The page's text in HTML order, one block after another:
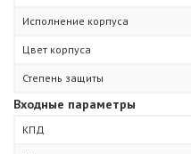
Исполнение корпуса
Цвет корпуса
Степень защиты
Входные параметры
КПД